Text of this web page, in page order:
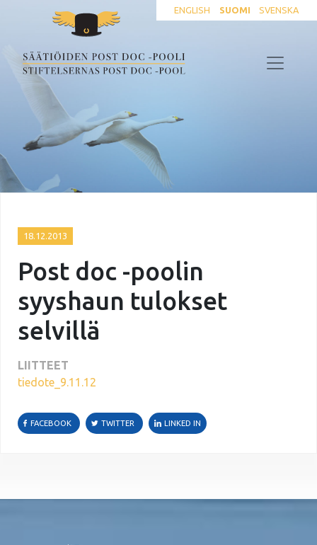
ENGLISH SUOMI SVENSKA
18.12.2013
Post doc -poolin
syyshaun tulokset
selvillä
LIITTEET
tiedote_9.11.12
FACEBOOK TWITTER LINKED IN